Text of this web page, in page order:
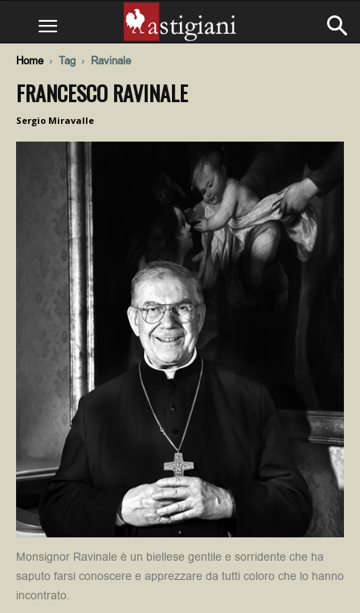
Home Tag Ravinale
FRANCESCO RAVINALE
Sergio Miravalle
Monsignor Ravinale è un biellese gentile e sorridente che ha
saputo farsi conoscere e apprezzare da tutti coloro che lo hanno
incontrato.